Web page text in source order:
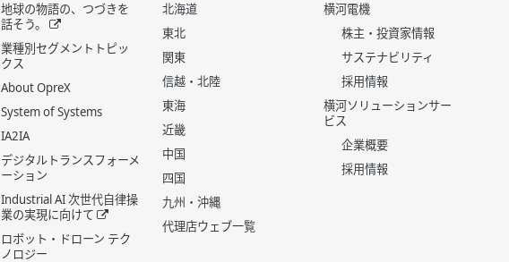
地球の物語の、つづきを
話そう。
業種別セグメントトピッ
クス
About OpreX
System of Systems
IA2IA
デジタルトランスフォーメ
ーション
Industrial AI 次世代自律操
業の実現に向けて
ロボット・ドローン テク
ノロジー
北海道
東北
関東
信越・北陸
東海
近畿
中国
四国
九州・沖縄
代理店ウェブ一覧
横河電機
株主・投資家情報
サステナビリティ
採用情報
横河ソリューションサー
ビス
企業概要
採用情報